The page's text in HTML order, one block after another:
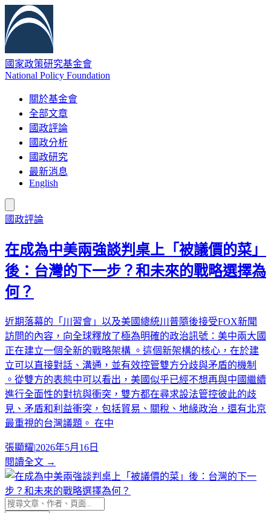
國家政策研究基金會
National Policy Foundation
關於基金會
全部文章
國政評論
國政分析
國政研究
最新消息
English
國政評論
在成為中美兩強談判桌上「被議價的菜」
後：台灣的下一步？和未來的戰略選擇為
何？
近期落幕的「川習會」以及美國總統川普隨後接受FOX新聞
訪問的內容，向全球釋放了極為明確的政治訊號：美中兩大國
正在建立一個全新的戰略架構 。這個新架構的核心，在於建
立可以直接對話、溝通，並有效控管雙方分歧與矛盾的機制
。從雙方的表態中可以看出，美國似乎已經不想再與中國繼續
進行全面性的對抗與衝突，雙方都在尋求設法管控彼此的歧
見、矛盾和利益衝突，包括貿易、關稅、地緣政治，還有北京
最重視的台灣議題。 在中
張顯耀|2026年5月16日
閱讀全文 →